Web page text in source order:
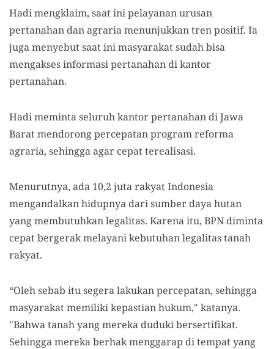
Hadi mengklaim, saat ini pelayanan urusan
pertanahan dan agraria menunjukkan tren positif. Ia
juga menyebut saat ini masyarakat sudah bisa
mengakses informasi pertanahan di kantor
pertanahan.
Hadi meminta seluruh kantor pertanahan di Jawa
Barat mendorong percepatan program reforma
agraria, sehingga agar cepat terealisasi.
Menurutnya, ada 10,2 juta rakyat Indonesia
mengandalkan hidupnya dari sumber daya hutan
yang membutuhkan legalitas. Karena itu, BPN diminta
cepat bergerak melayani kebutuhan legalitas tanah
rakyat.
“Oleh sebab itu segera lakukan percepatan, sehingga
masyarakat memiliki kepastian hukum," katanya.
"Bahwa tanah yang mereka duduki bersertifikat.
Sehingga mereka berhak menggarap di tempat yang